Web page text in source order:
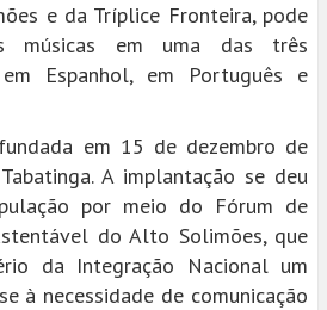
e da Tríplice Fronteira, pode
músicas em uma das três
Espanhol, em Português e
em 15 de dezembro de
A implantação se deu
por meio do Fórum de
do Alto Solimões, que
da Integração Nacional um
à necessidade de comunicação